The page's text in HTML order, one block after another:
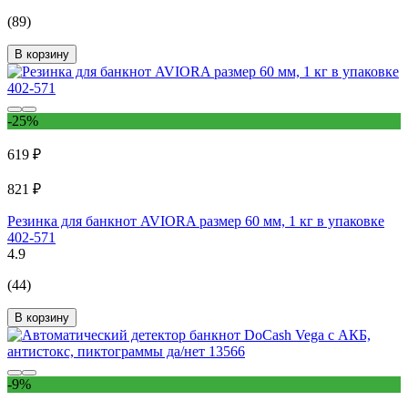
(89)
В корзину
-25%
619 ₽
821 ₽
Резинка для банкнот AVIORA размер 60 мм, 1 кг в упаковке
402-571
4.9
(44)
В корзину
-9%